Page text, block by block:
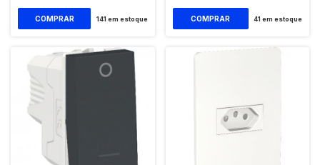
141 em estoque 41 em estoque